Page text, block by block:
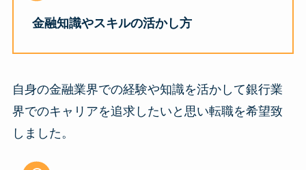
金融知識やスキルの活かし方
自身の金融業界での経験や知識を活かして銀行業
界でのキャリアを追求したいと思い転職を希望致
しました。